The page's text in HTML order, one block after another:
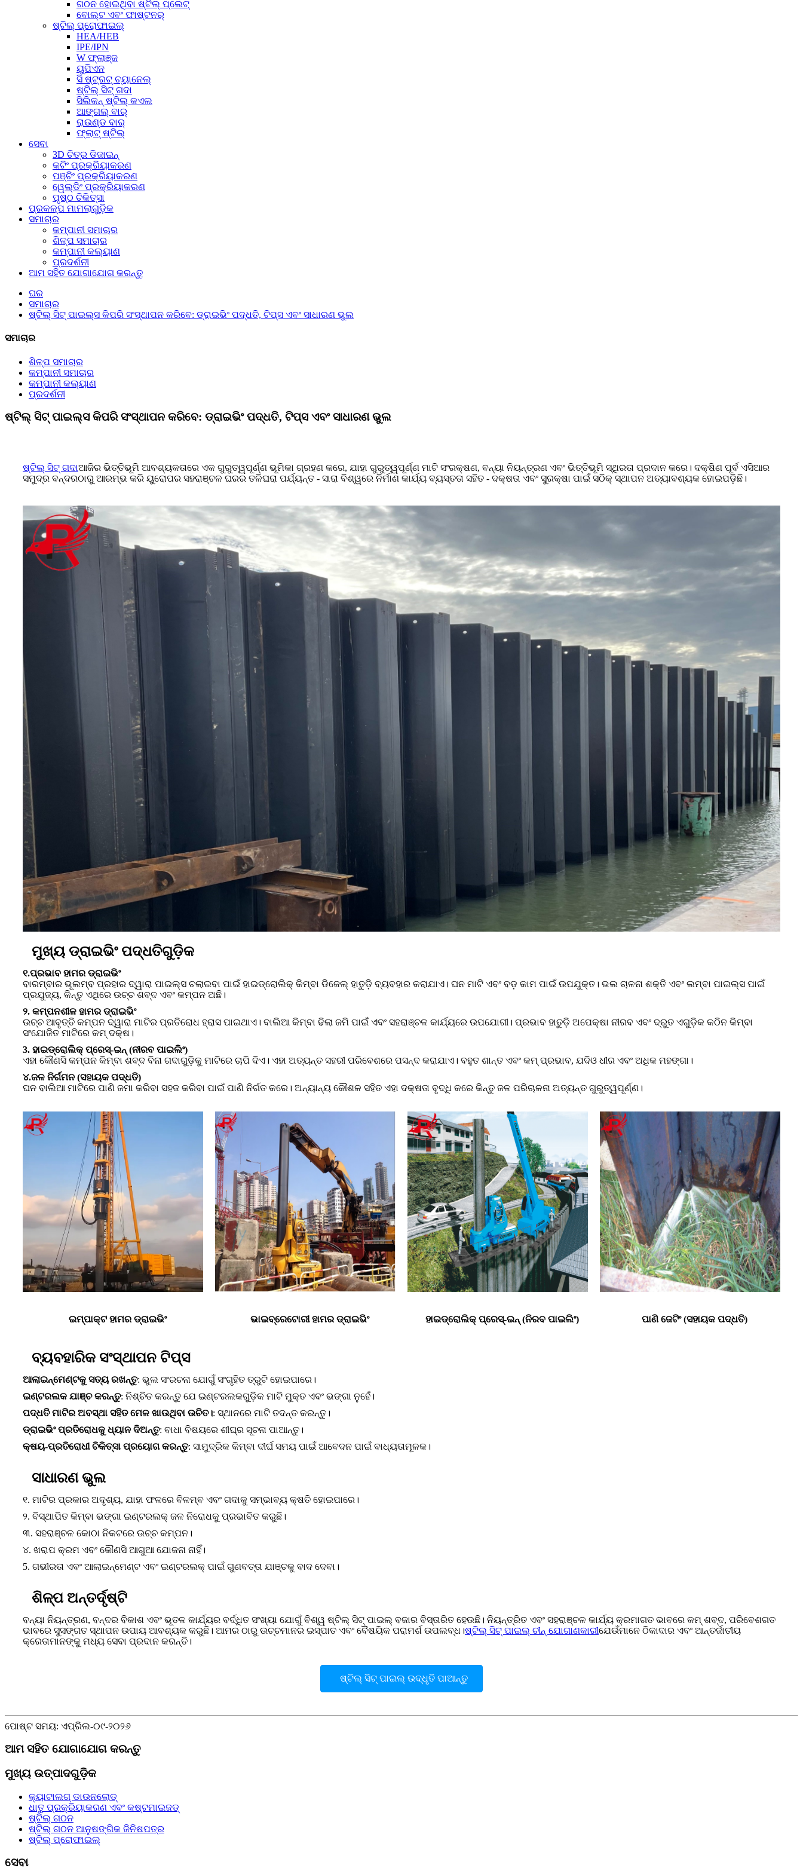
ଗଠନ ହୋଇଥିବା ଷ୍ଟିଲ୍ ପ୍ଲେଟ୍
ବୋଲ୍ଟ ଏବଂ ଫାଷ୍ଟନର୍
ଷ୍ଟିଲ୍ ପ୍ରୋଫାଇଲ୍
HEA/HEB
IPE/IPN
W ଫ୍ଲାଞ୍ଜ
ୟୁପିଏନ
ସି ଷ୍ଟ୍ରଟ୍ ଚ୍ୟାନେଲ୍
ଷ୍ଟିଲ୍ ସିଟ୍ ଗଦା
ସିଲିକନ୍ ଷ୍ଟିଲ୍ କଏଲ
ଆଙ୍ଗଲ୍ ବାର୍
ରାଉଣ୍ଡ ବାର୍
ଫ୍ଲାଟ୍ ଷ୍ଟିଲ୍
ସେବା
3D ଚିତ୍ର ଡିଜାଇନ୍
କଟିଂ ପ୍ରକ୍ରିୟାକରଣ
ପଞ୍ଚିଂ ପ୍ରକ୍ରିୟାକରଣ
ୱେଲ୍ଡିଂ ପ୍ରକ୍ରିୟାକରଣ
ପୃଷ୍ଠ ଚିକିତ୍ସା
ପ୍ରକଳ୍ପ ମାମଲାଗୁଡ଼ିକ
ସମାଚାର
କମ୍ପାନୀ ସମାଚାର
ଶିଳ୍ପ ସମାଚାର
କମ୍ପାନୀ କଲ୍ୟାଣ
ପ୍ରଦର୍ଶନୀ
ଆମ ସହିତ ଯୋଗାଯୋଗ କରନ୍ତୁ
ଘର
ସମାଚାର
ଷ୍ଟିଲ୍ ସିଟ୍ ପାଇଲ୍ସ କିପରି ସଂସ୍ଥାପନ କରିବେ: ଡ୍ରାଇଭିଂ ପଦ୍ଧତି, ଟିପ୍ସ ଏବଂ ସାଧାରଣ ଭୁଲ
ସମାଚାର
ଶିଳ୍ପ ସମାଚାର
କମ୍ପାନୀ ସମାଚାର
କମ୍ପାନୀ କଲ୍ୟାଣ
ପ୍ରଦର୍ଶନୀ
ଷ୍ଟିଲ୍ ସିଟ୍ ପାଇଲ୍ସ କିପରି ସଂସ୍ଥାପନ କରିବେ: ଡ୍ରାଇଭିଂ ପଦ୍ଧତି, ଟିପ୍ସ ଏବଂ ସାଧାରଣ ଭୁଲ
ଷ୍ଟିଲ୍ ସିଟ୍ ଗଦାଆଜିର ଭିତ୍ତିଭୂମି ଆବଶ୍ୟକତାରେ ଏକ ଗୁରୁତ୍ୱପୂର୍ଣ୍ଣ ଭୂମିକା ଗ୍ରହଣ କରେ, ଯାହା ଗୁରୁତ୍ୱପୂର୍ଣ୍ଣ ମାଟି ସଂରକ୍ଷଣ, ବନ୍ୟା ନିୟନ୍ତ୍ରଣ ଏବଂ ଭିତ୍ତିଭୂମି ସ୍ଥିରତା ପ୍ରଦାନ କରେ। ଦକ୍ଷିଣ ପୂର୍ବ ଏସିଆର
ସମୁଦ୍ର ବନ୍ଦରଠାରୁ ଆରମ୍ଭ କରି ୟୁରୋପର ସହରାଞ୍ଚଳ ଘରର ତଳିଘରା ପର୍ଯ୍ୟନ୍ତ - ସାରା ବିଶ୍ୱରେ ନିର୍ମାଣ କାର୍ଯ୍ୟ ବ୍ୟସ୍ତତା ସହିତ - ଦକ୍ଷତା ଏବଂ ସୁରକ୍ଷା ପାଇଁ ସଠିକ୍ ସ୍ଥାପନ ଅତ୍ୟାବଶ୍ୟକ ହୋଇପଡ଼ିଛି।
ମୁଖ୍ୟ ଡ୍ରାଇଭିଂ ପଦ୍ଧତିଗୁଡ଼ିକ
୧.ପ୍ରଭାବ ହାମର ଡ୍ରାଇଭିଂ
ବାରମ୍ବାର ଭୂଲମ୍ବ ପ୍ରହାର ଦ୍ୱାରା ପାଇଲ୍ସ ଚଲାଇବା ପାଇଁ ହାଇଡ୍ରୋଲିକ୍ କିମ୍ବା ଡିଜେଲ୍ ହାତୁଡ଼ି ବ୍ୟବହାର କରାଯାଏ। ଘନ ମାଟି ଏବଂ ବଡ଼ କାମ ପାଇଁ ଉପଯୁକ୍ତ। ଭଲ ଚାଳନା ଶକ୍ତି ଏବଂ ଲମ୍ବା ପାଇଲ୍ସ ପାଇଁ
ପ୍ରଯୁଜ୍ୟ, କିନ୍ତୁ ଏଥିରେ ଉଚ୍ଚ ଶବ୍ଦ ଏବଂ କମ୍ପନ ଅଛି।
୨. କମ୍ପନଶୀଳ ହାମର ଡ୍ରାଇଭିଂ
ଉଚ୍ଚ ଆବୃତ୍ତି କମ୍ପନ ଦ୍ୱାରା ମାଟିର ପ୍ରତିରୋଧ ହ୍ରାସ ପାଇଥାଏ। ବାଲିଆ କିମ୍ବା ଢିଲା ଜମି ପାଇଁ ଏବଂ ସହରାଞ୍ଚଳ କାର୍ଯ୍ୟରେ ଉପଯୋଗୀ। ପ୍ରଭାବ ହାତୁଡ଼ି ଅପେକ୍ଷା ନୀରବ ଏବଂ ଦ୍ରୁତ ଏଗୁଡ଼ିକ କଠିନ କିମ୍ବା
ସଂଯୋଜିତ ମାଟିରେ କମ୍ ଦକ୍ଷ।
3. ହାଇଡ୍ରୋଲିକ୍ ପ୍ରେସ୍-ଇନ୍ (ନୀରବ ପାଇଲିଂ)
ଏହା କୌଣସି କମ୍ପନ କିମ୍ବା ଶବ୍ଦ ବିନା ଗଦାଗୁଡ଼ିକୁ ମାଟିରେ ଚାପି ଦିଏ। ଏହା ଅତ୍ୟନ୍ତ ସହରୀ ପରିବେଶରେ ପସନ୍ଦ କରାଯାଏ। ବହୁତ ଶାନ୍ତ ଏବଂ କମ୍ ପ୍ରଭାବ, ଯଦିଓ ଧୀର ଏବଂ ଅଧିକ ମହଙ୍ଗା।
୪.ଜଳ ନିର୍ଗମନ (ସହାୟକ ପଦ୍ଧତି)
ଘନ ବାଲିଆ ମାଟିରେ ପାଣି ଜମା କରିବା ସହଜ କରିବା ପାଇଁ ପାଣି ନିର୍ଗତ କରେ। ଅନ୍ୟାନ୍ୟ କୌଶଳ ସହିତ ଏହା ଦକ୍ଷତା ବୃଦ୍ଧି କରେ କିନ୍ତୁ ଜଳ ପରିଚାଳନା ଅତ୍ୟନ୍ତ ଗୁରୁତ୍ୱପୂର୍ଣ୍ଣ।
ଇମ୍ପାକ୍ଟ ହାମର ଡ୍ରାଇଭିଂ ଭାଇବ୍ରେଟୋରୀ ହାମର ଡ୍ରାଇଭିଂ ହାଇଡ୍ରୋଲିକ୍ ପ୍ରେସ୍-ଇନ୍ (ନିରବ ପାଇଲିଂ) ପାଣି ଜେଟିଂ (ସହାୟକ ପଦ୍ଧତି)
ବ୍ୟବହାରିକ ସଂସ୍ଥାପନ ଟିପ୍ସ
ଆଲାଇନ୍ମେଣ୍ଟକୁ ସତ୍ୟ ରଖନ୍ତୁ: ଭୁଲ ସଂରଚନା ଯୋଗୁଁ ସଂଗୃହିତ ତ୍ରୁଟି ହୋଇପାରେ।
ଇଣ୍ଟରଲକ ଯାଞ୍ଚ କରନ୍ତୁ: ନିଶ୍ଚିତ କରନ୍ତୁ ଯେ ଇଣ୍ଟରଲକଗୁଡ଼ିକ ମାଟି ମୁକ୍ତ ଏବଂ ଭଙ୍ଗା ନୁହେଁ।
ପଦ୍ଧତି ମାଟିର ଅବସ୍ଥା ସହିତ ମେଳ ଖାଉଥିବା ଉଚିତ।: ସ୍ଥାନରେ ମାଟି ତଦନ୍ତ କରନ୍ତୁ।
ଡ୍ରାଇଭିଂ ପ୍ରତିରୋଧକୁ ଧ୍ୟାନ ଦିଅନ୍ତୁ: ବାଧା ବିଷୟରେ ଶୀଘ୍ର ସୂଚନା ପାଆନ୍ତୁ।
କ୍ଷୟ-ପ୍ରତିରୋଧୀ ଚିକିତ୍ସା ପ୍ରୟୋଗ କରନ୍ତୁ: ସାମୁଦ୍ରିକ କିମ୍ବା ଦୀର୍ଘ ସମୟ ପାଇଁ ଆବେଦନ ପାଇଁ ବାଧ୍ୟତାମୂଳକ।
ସାଧାରଣ ଭୁଲ
୧. ମାଟିର ପ୍ରକାର ଅଦୃଶ୍ୟ, ଯାହା ଫଳରେ ବିଳମ୍ବ ଏବଂ ଗଦାକୁ ସମ୍ଭାବ୍ୟ କ୍ଷତି ହୋଇପାରେ।
୨. ବିସ୍ଥାପିତ କିମ୍ବା ଭଙ୍ଗା ଇଣ୍ଟରଲକ୍ ଜଳ ନିରୋଧକୁ ପ୍ରଭାବିତ କରୁଛି।
୩. ସହରାଞ୍ଚଳ କୋଠା ନିକଟରେ ଉଚ୍ଚ କମ୍ପନ।
୪. ଖରାପ କ୍ରମ ଏବଂ କୌଣସି ଆଗୁଆ ଯୋଜନା ନାହିଁ।
5. ଗଭୀରତା ଏବଂ ଆଲାଇନ୍ମେଣ୍ଟ ଏବଂ ଇଣ୍ଟରଲକ୍ ପାଇଁ ଗୁଣବତ୍ତା ଯାଞ୍ଚକୁ ବାଦ ଦେବା।
ଶିଳ୍ପ ଅନ୍ତର୍ଦୃଷ୍ଟି
ବନ୍ୟା ନିୟନ୍ତ୍ରଣ, ବନ୍ଦର ବିକାଶ ଏବଂ ଭୂତଳ କାର୍ଯ୍ୟର ବର୍ଦ୍ଧିତ ସଂଖ୍ୟା ଯୋଗୁଁ ବିଶ୍ୱ ଷ୍ଟିଲ୍ ସିଟ୍ ପାଇଲ୍ ବଜାର ବିସ୍ତାରିତ ହେଉଛି। ନିୟନ୍ତ୍ରିତ ଏବଂ ସହରାଞ୍ଚଳ କାର୍ଯ୍ୟ କ୍ରମାଗତ ଭାବରେ କମ୍ ଶବ୍ଦ, ପରିବେଶଗତ
ଭାବରେ ସୁସଙ୍ଗତ ସ୍ଥାପନ ଉପାୟ ଆବଶ୍ୟକ କରୁଛି। ଆମର ଠାରୁ ଉଚ୍ଚମାନର ଇସ୍ପାତ ଏବଂ ବୈଷୟିକ ପରାମର୍ଶ ଉପଲବ୍ଧ।ଷ୍ଟିଲ୍ ସିଟ୍ ପାଇଲ୍ ଚୀନ୍ ଯୋଗାଣକାରୀଯେଉଁମାନେ ଠିକାଦାର ଏବଂ ଆନ୍ତର୍ଜାତୀୟ
କ୍ରେତାମାନଙ୍କୁ ମଧ୍ୟ ସେବା ପ୍ରଦାନ କରନ୍ତି।
ଷ୍ଟିଲ୍ ସିଟ୍ ପାଇଲ୍ ଉଦ୍ଧୃତି ପାଆନ୍ତୁ
ପୋଷ୍ଟ ସମୟ: ଏପ୍ରିଲ-୦୯-୨୦୨୬
ଆମ ସହିତ ଯୋଗାଯୋଗ କରନ୍ତୁ
ମୁଖ୍ୟ ଉତ୍ପାଦଗୁଡ଼ିକ
କ୍ୟାଟାଲଗ୍ ଡାଉନଲୋଡ୍
ଧାତୁ ପ୍ରକ୍ରିୟାକରଣ ଏବଂ କଷ୍ଟମାଇଜଡ୍
ଷ୍ଟିଲ୍ ଗଠନ
ଷ୍ଟିଲ୍ ଗଠନ ଆନୁଷଙ୍ଗିକ ଜିନିଷପତ୍ର
ଷ୍ଟିଲ୍ ପ୍ରୋଫାଇଲ୍
ସେବା